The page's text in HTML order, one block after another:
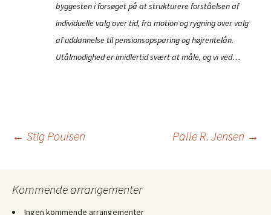
byggesten i forsøget på at strukturere forståelsen af
individuelle valg over tid, fra motion og rygning over valg
af uddannelse til pensionsopsparing og højrentelån.
Utålmodighed er imidlertid svært at måle, og vi ved…
Indlægsnavigation
← Stig Poulsen Palle R. Jensen →
Kommende arrangementer
Ingen kommende arrangementer